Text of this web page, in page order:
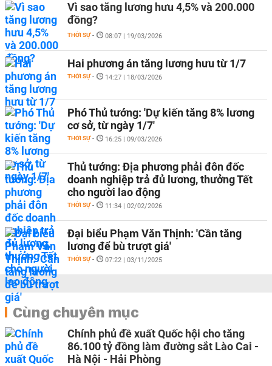
Vì sao tăng lương hưu 4,5% và 200.000
đồng?
THỜI SỰ - 08:07 | 19/03/2026
Hai phương án tăng lương hưu từ 1/7
THỜI SỰ - 14:27 | 18/03/2026
Phó Thủ tướng: 'Dự kiến tăng 8% lương
cơ sở, từ ngày 1/7'
THỜI SỰ - 16:25 | 09/03/2026
Thủ tướng: Địa phương phải đôn đốc
doanh nghiệp trả đủ lương, thưởng Tết
cho người lao động
THỜI SỰ - 11:34 | 02/02/2026
Đại biểu Phạm Văn Thịnh: 'Cần tăng
lương để bù trượt giá'
THỜI SỰ - 07:22 | 03/11/2025
Cùng chuyên mục
Chính phủ đề xuất Quốc hội cho tăng
86.100 tỷ đồng làm đường sắt Lào Cai -
Hà Nội - Hải Phòng